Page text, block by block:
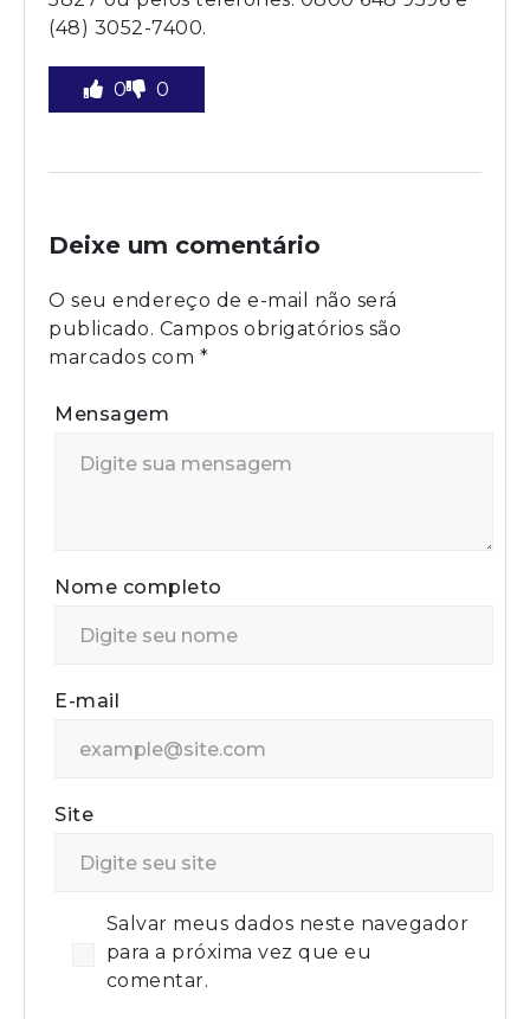
(48) 3052-7400.
0 0
Deixe um comentário
O seu endereço de e-mail não será
publicado. Campos obrigatórios são
marcados com *
Mensagem
Nome completo
E-mail
Site
Salvar meus dados neste navegador
para a próxima vez que eu
comentar.